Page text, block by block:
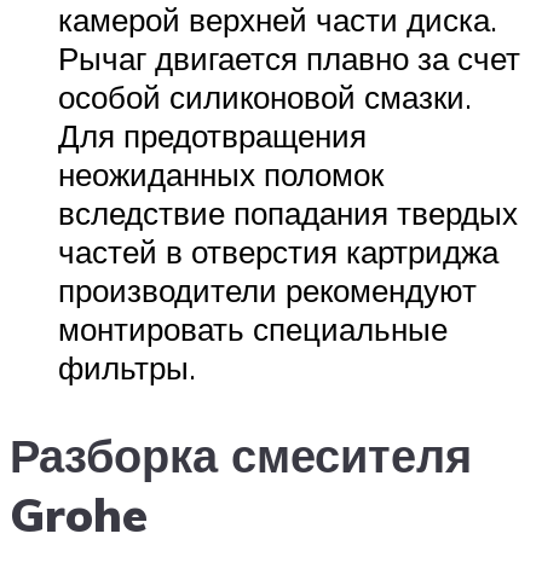
камерой верхней части диска.
Рычаг двигается плавно за счет
особой силиконовой смазки.
Для предотвращения
неожиданных поломок
вследствие попадания твердых
частей в отверстия картриджа
производители рекомендуют
монтировать специальные
фильтры.
Разборка смесителя
Grohe